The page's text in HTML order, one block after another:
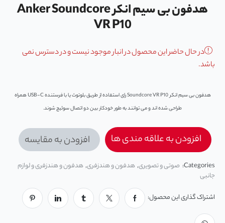
هدفون بی سیم انکر Anker Soundcore
VR P10
در حال حاضر این محصول در انبار موجود نیست و در دسترس نمی
باشد.
هدفون بی سیم انکر Soundcore VR P10 رای استفاده از طریق بلوتوث یا با فرستنده USB-C همراه
طراحی شده ‌اند و می توانند به ‌طور خودکار بین دو اتصال سوئیچ شوند.
افزودن به علاقه مندی ها افزودن به مقایسه
Categories: صوتی و تصویری,هدفون و هندزفری,هدفون و هندزفری و لوازم
جانبی
اشتراک گذاری این محصول: